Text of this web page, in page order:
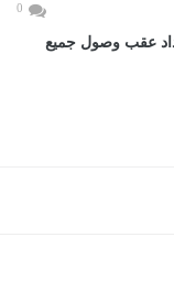
0
عقب وصول جميع